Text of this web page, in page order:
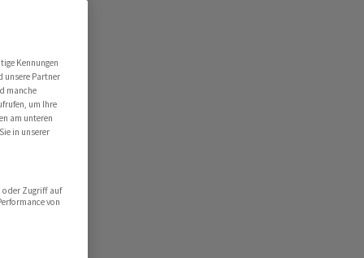
Kennungen
unsere Partner
manche
um Ihre
am unteren
in unserer
oder Zugriff auf
von